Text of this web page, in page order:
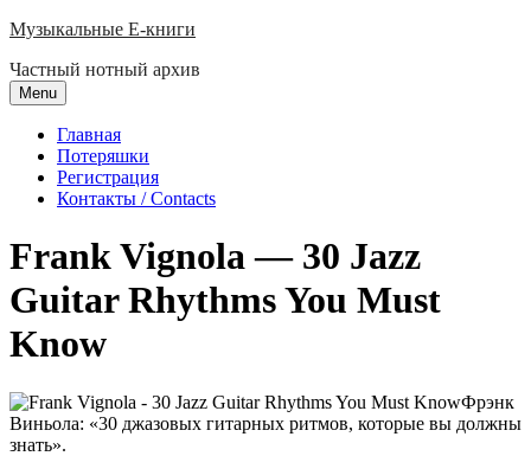
Skip
content
Музыкальные E-книги
Частный нотный архив
Menu
Главная
Потеряшки
Регистрация
Контакты / Contacts
Frank Vignola — 30 Jazz
Guitar Rhythms You Must
Know
Фрэнк
Виньола: «30 джазовых гитарных ритмов, которые вы должны
знать».